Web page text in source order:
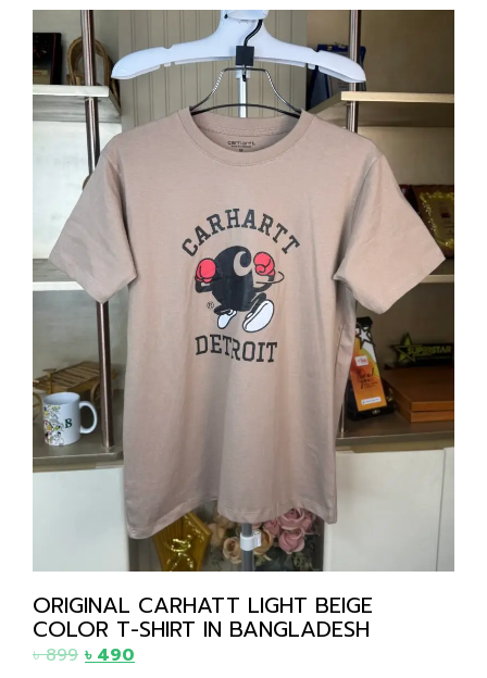
ORIGINAL CARHATT LIGHT BEIGE
COLOR T-SHIRT IN BANGLADESH
৳899 ৳490